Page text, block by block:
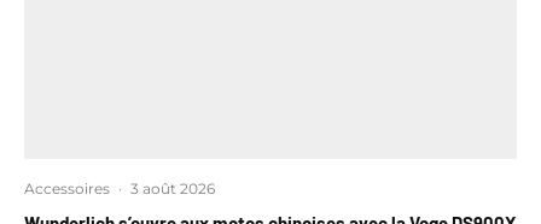
Accessoires · 3 août 2026